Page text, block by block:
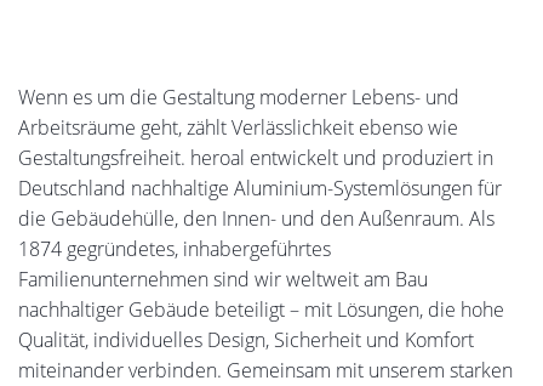
Wenn es um die Gestaltung moderner Lebens- und
Arbeitsräume geht, zählt Verlässlichkeit ebenso wie
Gestaltungsfreiheit. heroal entwickelt und produziert in
Deutschland nachhaltige Aluminium-Systemlösungen für
die Gebäudehülle, den Innen- und den Außenraum. Als
1874 gegründetes, inhabergeführtes
Familienunternehmen sind wir weltweit am Bau
nachhaltiger Gebäude beteiligt – mit Lösungen, die hohe
Qualität, individuelles Design, Sicherheit und Komfort
miteinander verbinden. Gemeinsam mit unserem starken